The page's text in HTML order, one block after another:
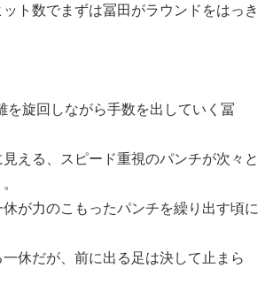
ト数でまずは冨田がラウンドをはっき
を旋回しながら手数を出していく冨
える、スピード重視のパンチが次々と
が力のこもったパンチを繰り出す頃に
休だが、前に出る足は決して止まら